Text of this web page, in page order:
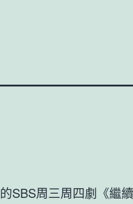
的SBS周三周四劇《繼